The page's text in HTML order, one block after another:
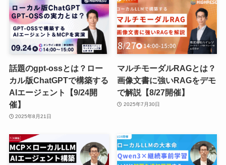
話題のgpt-ossとは？ロー
カル版ChatGPTで構築する
AIエージェント【9/24開
催】
2025年8月21日
マルチモーダルRAGとは？
画像文書に強いRAGをデモ
で解説【8/27開催】
2025年7月30日